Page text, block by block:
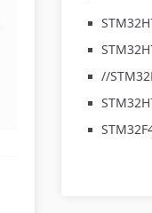
STM32H7A3 怎样
//
STM32F405RGT6